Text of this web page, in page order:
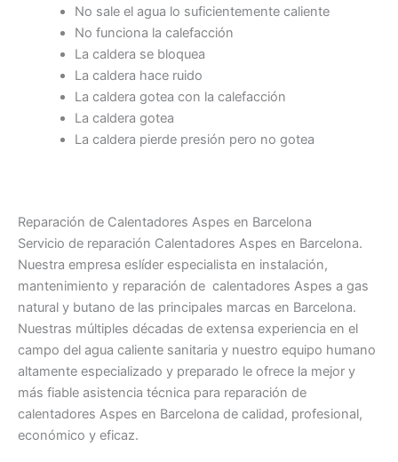
No sale el agua lo suficientemente caliente
No funciona la calefacción
La caldera se bloquea
La caldera hace ruido
La caldera gotea con la calefacción
La caldera gotea
La caldera pierde presión pero no gotea
Reparación de Calentadores Aspes en Barcelona
Servicio de reparación Calentadores Aspes en Barcelona.
Nuestra empresa eslíder especialista en instalación,
mantenimiento y reparación de calentadores Aspes a gas
natural y butano de las principales marcas en Barcelona.
Nuestras múltiples décadas de extensa experiencia en el
campo del agua caliente sanitaria y nuestro equipo humano
altamente especializado y preparado le ofrece la mejor y
más fiable asistencia técnica para reparación de
calentadores Aspes en Barcelona de calidad, profesional,
económico y eficaz.